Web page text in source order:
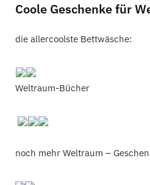
Coole Geschenke für
die allercoolste Bettwäsche:
Weltraum-Bücher
noch mehr Weltraum –